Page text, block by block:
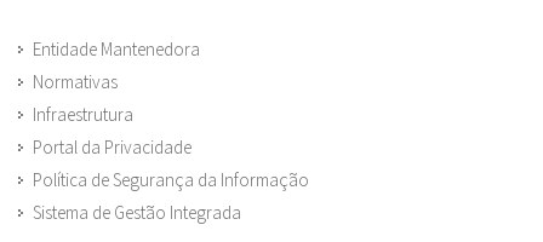
Entidade Mantenedora
Normativas
Infraestrutura
Portal da Privacidade
Política de Segurança da Informação
Sistema de Gestão Integrada